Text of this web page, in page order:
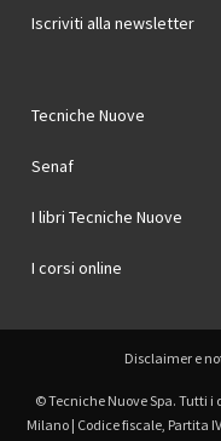
Iscriviti alla newsletter
Tecniche Nuove
Senaf
I libri Tecniche Nuove
I corsi online
Disclaimer e
© Tecniche Nuove Spa. Tutti i
Milano | Codice fiscale, Partita